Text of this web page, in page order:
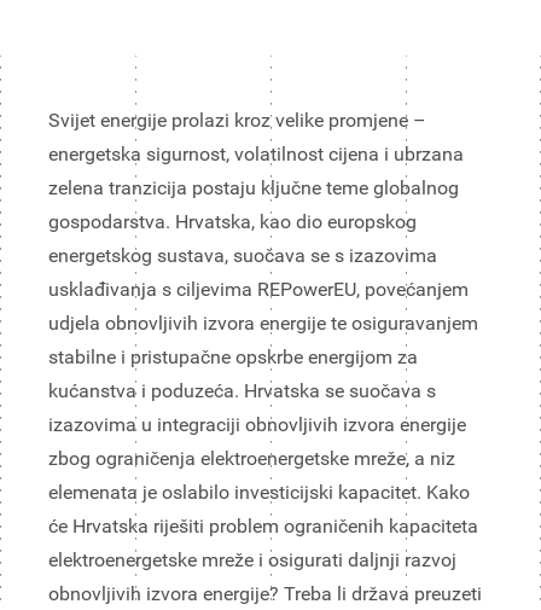
Svijet energije prolazi kroz velike promjene –
energetska sigurnost, volatilnost cijena i ubrzana
zelena tranzicija postaju ključne teme globalnog
gospodarstva. Hrvatska, kao dio europskog
energetskog sustava, suočava se s izazovima
usklađivanja s ciljevima REPowerEU, povećanjem
udjela obnovljivih izvora energije te osiguravanjem
stabilne i pristupačne opskrbe energijom za
kućanstva i poduzeća. Hrvatska se suočava s
izazovima u integraciji obnovljivih izvora energije
zbog ograničenja elektroenergetske mreže, a niz
elemenata je oslabilo investicijski kapacitet. Kako
će Hrvatska riješiti problem ograničenih kapaciteta
elektroenergetske mreže i osigurati daljnji razvoj
obnovljivih izvora energije? Treba li država preuzeti